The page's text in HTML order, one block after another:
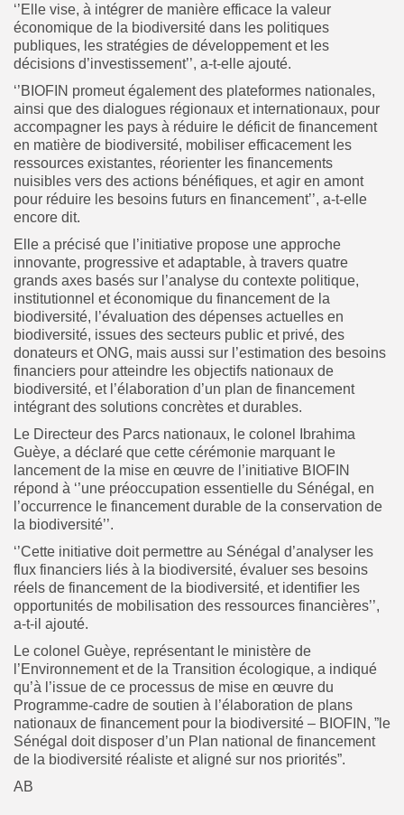
‘’Elle vise, à intégrer de manière efficace la valeur
économique de la biodiversité dans les politiques
publiques, les stratégies de développement et les
décisions d’investissement’’, a-t-elle ajouté.
‘’BIOFIN promeut également des plateformes nationales,
ainsi que des dialogues régionaux et internationaux, pour
accompagner les pays à réduire le déficit de financement
en matière de biodiversité, mobiliser efficacement les
ressources existantes, réorienter les financements
nuisibles vers des actions bénéfiques, et agir en amont
pour réduire les besoins futurs en financement’’, a-t-elle
encore dit.
Elle a précisé que l’initiative propose une approche
innovante, progressive et adaptable, à travers quatre
grands axes basés sur l’analyse du contexte politique,
institutionnel et économique du financement de la
biodiversité, l’évaluation des dépenses actuelles en
biodiversité, issues des secteurs public et privé, des
donateurs et ONG, mais aussi sur l’estimation des besoins
financiers pour atteindre les objectifs nationaux de
biodiversité, et l’élaboration d’un plan de financement
intégrant des solutions concrètes et durables.
Le Directeur des Parcs nationaux, le colonel Ibrahima
Guèye, a déclaré que cette cérémonie marquant le
lancement de la mise en œuvre de l’initiative BIOFIN
répond à ‘’une préoccupation essentielle du Sénégal, en
l’occurrence le financement durable de la conservation de
la biodiversité’’.
‘’Cette initiative doit permettre au Sénégal d’analyser les
flux financiers liés à la biodiversité, évaluer ses besoins
réels de financement de la biodiversité, et identifier les
opportunités de mobilisation des ressources financières’’,
a-t-il ajouté.
Le colonel Guèye, représentant le ministère de
l’Environnement et de la Transition écologique, a indiqué
qu’à l’issue de ce processus de mise en œuvre du
Programme-cadre de soutien à l’élaboration de plans
nationaux de financement pour la biodiversité – BIOFIN, ”le
Sénégal doit disposer d’un Plan national de financement
de la biodiversité réaliste et aligné sur nos priorités”.
AB